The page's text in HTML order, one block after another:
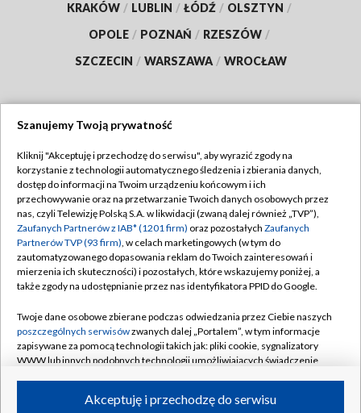
KRAKÓW / LUBLIN / ŁÓDŹ / OLSZTYN /
OPOLE / POZNAŃ / RZESZÓW /
SZCZECIN / WARSZAWA / WROCŁAW
TVP
Abonament TVP
Emisja w TVP
Centrum informacji TVP
Naziemna Telewizja Cyfrowa
Rada Programowa
System NOS
Informacje o nadawcy
Program dla prasy
Regulamin TVP
Polityka prywatności
Moje zgody
Pomoc
Kontakt
Kanały
Szanujemy Twoją prywatność
Kliknij "Akceptuję i przechodzę do serwisu", aby wyrazić zgody na
korzystanie z technologii automatycznego śledzenia i zbierania danych,
dostęp do informacji na Twoim urządzeniu końcowym i ich
przechowywanie oraz na przetwarzanie Twoich danych osobowych przez
nas, czyli Telewizję Polską S.A. w likwidacji (zwaną dalej również „TVP”),
Zaufanych Partnerów z IAB* (1201 firm) oraz pozostałych Zaufanych
Partnerów TVP (93 firm), w celach marketingowych (w tym do
zautomatyzowanego dopasowania reklam do Twoich zainteresowań i
mierzenia ich skuteczności) i pozostałych, które wskazujemy poniżej, a
także zgody na udostępnianie przez nas identyfikatora PPID do Google.
Twoje dane osobowe zbierane podczas odwiedzania przez Ciebie naszych
poszczególnych serwisówzwanych dalej „Portalem”, w tym informacje
zapisywane za pomocą technologii takich jak: pliki cookie, sygnalizatory
WWW lub innych podobnych technologii umożliwiających świadczenie
ruchu w Internecie.Akceptuję i przechodzę do serwisu